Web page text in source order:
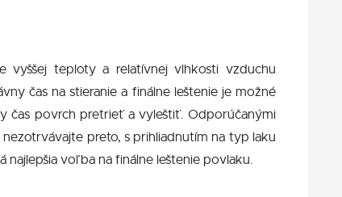
teploty a relatívnej vlhkosti vzduchu
čas na stieranie a finálne leštenie je možné
čas povrch pretrieť a vyleštiť. Odporúčanými
preto, s prihliadnutím na typ laku
voľba na finálne leštenie povlaku.